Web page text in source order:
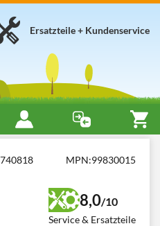
Ersatzteile + Kundenservice
MPN:99830015
8,0/10
Service & Ersatzteile